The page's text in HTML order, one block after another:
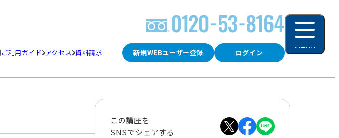
新規WEBユーザー登録 ログイン
ご利用ガイド アクセス 資料請求 MENU
この講座を
SNSでシェアする